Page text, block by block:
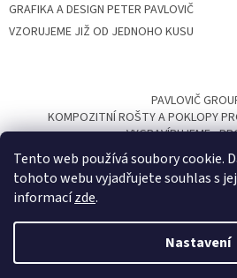
Tento web používá soubory cookie.
tohoto webu vyjadřujete souhlas s
informacízde.
Nastavení
GRAFIKA A DESIGN PETER PAVLOVIČ
VZORUJEME JIŽ OD JEDNOHO KUSU
PAVLOVIČ
KOMPOZITNÍ ROŠTY A POKLOPY
VYGRAVÍRUJEME
Vytvořil